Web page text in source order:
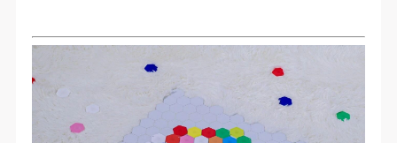
文、组织规定进行协商和赔偿。并追究相应的法律责
任和经济责任。
第六条
参与活动者在参与活动时应当在美术馆工作人员及活
文、组织规定进行协商和赔偿。并追究相应的法律责
任和经济责任。
第六条
参与活动者在参与活动时应当在美术馆工作人员及活
文、组织规定进行协商和赔偿。并追究相应的法律责
任和经济责任。
第六条
参与活动者在参与活动时应当在美术馆工作人员及活